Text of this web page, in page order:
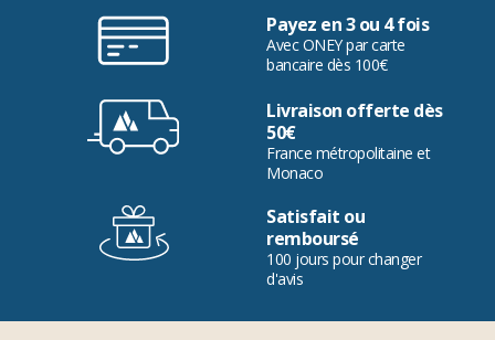
Payez en 3 ou 4 fois
Avec ONEY par carte
bancaire dès 100€
Livraison offerte dès
50€
France métropolitaine et
Monaco
Satisfait ou
remboursé
100 jours pour changer
d'avis